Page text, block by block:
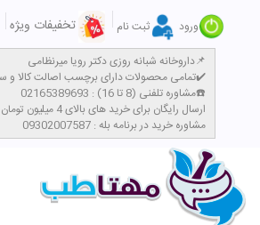
ورود ثبت نام تخفیفات ویژه
داروخانه شبانه روزی دکتر رویا میرنظامی📌
تمامی محصولات دارای برچسب اصالت کالا و سیب سلامت میباشند✔️
مشاوره تلفنی (8 تا 16) : 02165389693☎️
​ارسال رایگان برای خرید های بالای 4 میلیون تومان با پست پیشتاز
مشاوره خرید در برنامه بله : 09302007587